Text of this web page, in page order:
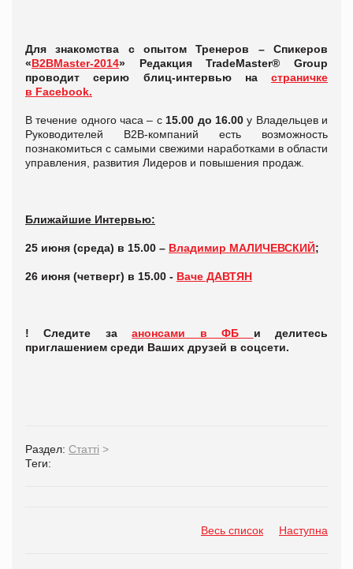
Для знакомства с опытом Тренеров – Спикеров
«B2BMaster-2014» Редакция TradeMaster® Group
проводит серию блиц-интервью на страничке
в Facebook.
В течение одного часа – с 15.00 до 16.00у Владельцев и
Руководителей В2В-компаний есть возможность
познакомиться с самыми свежими наработками в области
управления, развития Лидеров и повышения продаж.
Ближайшие Интервью:
25 июня (среда) в 15.00 – Владимир МАЛИЧЕВСКИЙ;
26 июня (четверг) в 15.00 - Ваче ДАВТЯН
! Следите заанонсами в ФБ и делитесь
приглашением среди Ваших друзей в соцсети.
Раздел: Статті >
Теги:
Весь список Наступна